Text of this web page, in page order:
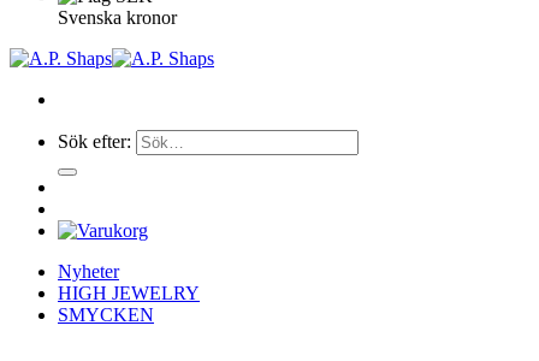
Svenska kronor
Sök efter:
Nyheter
HIGH JEWELRY
SMYCKEN